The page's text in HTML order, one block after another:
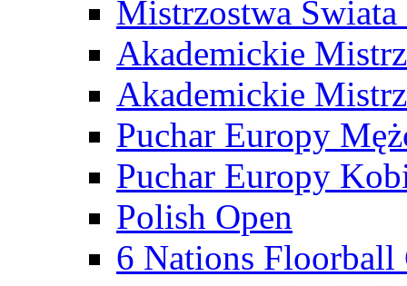
Mistrzostwa
Akademickie
Akademickie
Puchar Europy
Puchar Europy
Polish Open
6 Nations Floorball